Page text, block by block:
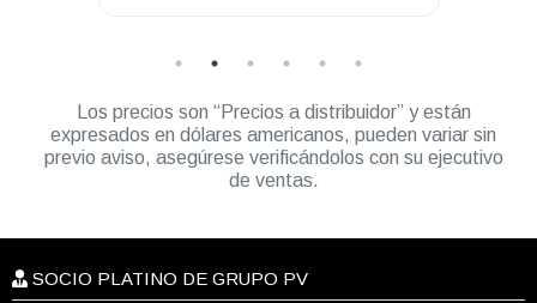
Los precios son “Precios a distribuidor” y están
expresados en dólares americanos, pueden variar sin
previo aviso, asegúrese verificándolos con su ejecutivo
de ventas.
SOCIO PLATINO DE GRUPO PV